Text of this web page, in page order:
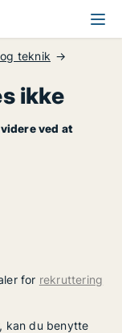
teknik
ikke
ved at
for rekruttering
kan du benytte